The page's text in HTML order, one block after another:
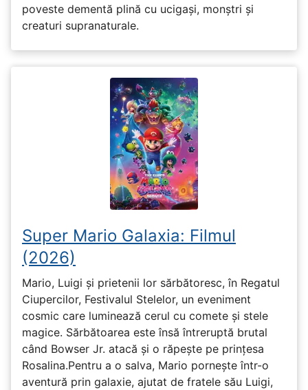
poveste dementă plină cu ucigași, monștri și
creaturi supranaturale.
Super Mario Galaxia: Filmul
(2026)
Mario, Luigi și prietenii lor sărbătoresc, în Regatul
Ciupercilor, Festivalul Stelelor, un eveniment
cosmic care luminează cerul cu comete și stele
magice. Sărbătoarea este însă întreruptă brutal
când Bowser Jr. atacă și o răpește pe prinţesa
Rosalina.Pentru a o salva, Mario pornește într-o
aventură prin galaxie, ajutat de fratele său Luigi,